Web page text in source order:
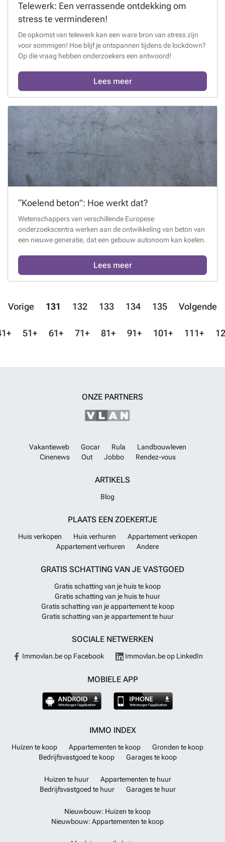
Telewerk: Een verrassende ontdekking om
stress te verminderen!
De opkomst van telewerk kan een ware bron van stress zijn
voor sommigen! Hoe blijf je ontspannen tijdens de lockdown?
Op die vraag hebben onderzoekers een antwoord!
Lees meer
“Koelend beton”: Hoe werkt dat?
Wetenschappers van verschillende Europese
onderzoekscentra werken aan de ontwikkeling van beton van
een nieuwe generatie, dat een gebouw autonoom kan koelen.
Lees meer
Vorige 131 132 133 134 135 Volgende
51+ 61+ 71+ 81+ 91+ 101+ 111+
ONZE PARTNERS
Vakantieweb Gocar Rula
Landbouwleven
Cinenews
Out Jobbo Rendez-vous
ARTIKELS
Blog
PLAATS EEN ZOEKERTJE
Huis verkopen Huis verhuren
Appartement verkopen
Appartement verhuren
Andere
GRATIS SCHATTING VAN JE VASTGOED
Gratis schatting van je huis te koop
Gratis schatting van je huis te huur
Gratis schatting van je appartement te koop
Gratis schatting van je appartement te huur
SOCIALE NETWERKEN
Immovlan.be op Facebook Immovlan.be op LinkedIn
MOBIELE APP
IMMO INDEX
Huizen te koop Appartementen te koop
Gronden te koop
Bedrijfsvastgoed te koop
Garages te koop
Huizen te huur
Appartementen te huur
Bedrijfsvastgoed te huur
Garages te huur
Nieuwbouw: Huizen te koop
Nieuwbouw: Appartementen te koop